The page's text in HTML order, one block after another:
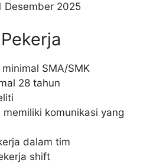
Desember 2025
SMA/SMK
28 tahun
memiliki komunikasi yang
dalam tim
shift